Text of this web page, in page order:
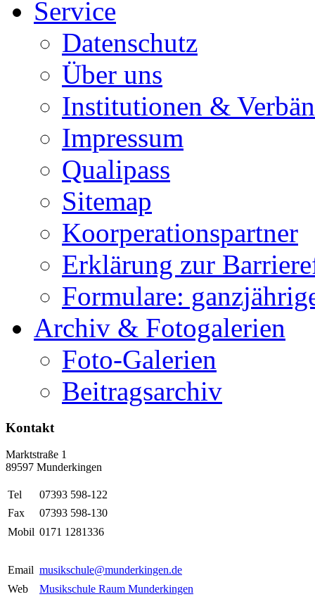
Service
Datenschutz
Über uns
Institutionen &
Impressum
Qualipass
Sitemap
Koorperationspartner
Erklärung zur
Formulare:
Archiv & Fotogalerien
Foto-Galerien
Beitragsarchiv
Kontakt
Marktstraße 1
89597 Munderkingen
Tel
07393 598-122
Fax
07393 598-130
Mobil 0171 1281336
Email musikschule@munderkingen.de
Web
Musikschule Raum Munderkingen